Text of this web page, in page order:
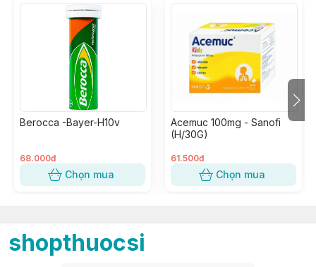
Berocca -Bayer-H10v
68.000đ
Chọn mua
Acemuc 100mg - Sanofi
(H/30G)
61.500đ
Chọn mua
shopthuocsi